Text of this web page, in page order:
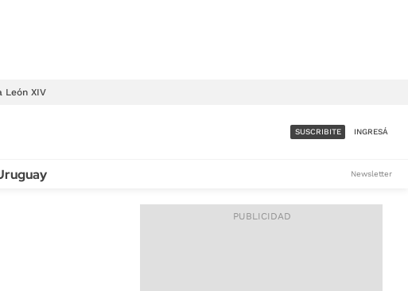
León XIV
ACCESO FULL - $1.800/MES
SUSCRIBITE INGRESÁ
Newsletter